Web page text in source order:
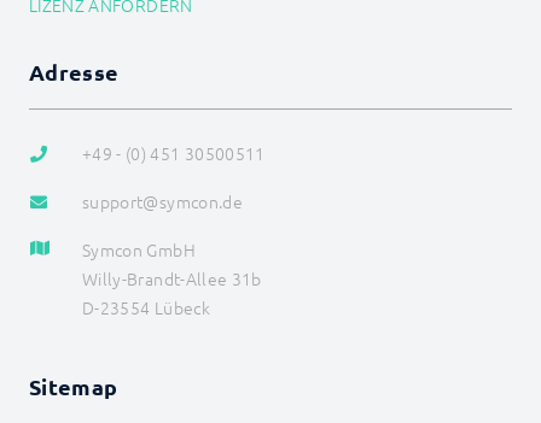
I/O Instanzen
Datensicherung
BEFEHLSREFERENZ
LIZENZ ANFORDERN
Adresse
+49 - (0) 451 30500511
support@symcon.de
Symcon GmbH
Willy-Brandt-Allee 31b
D-23554 Lübeck
Sitemap